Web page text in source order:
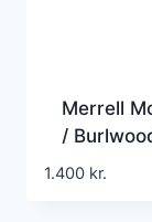
Merrell
/
1.400 kr.